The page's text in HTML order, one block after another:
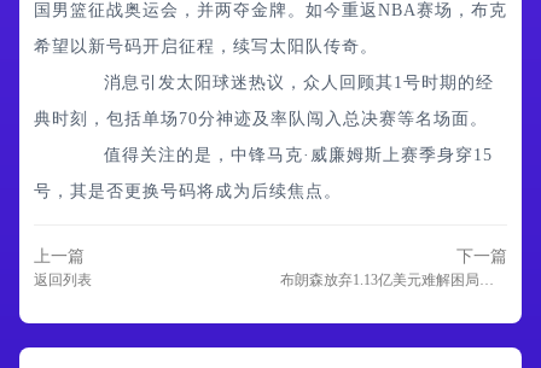
国男篮征战奥运会，并两夺金牌。如今重返NBA赛场，布克
希望以新号码开启征程，续写太阳队传奇。
消息引发太阳球迷热议，众人回顾其1号时期的经
典时刻，包括单场70分神迹及率队闯入总决赛等名场面。
值得关注的是，中锋马克·威廉姆斯上赛季身穿15
号，其是否更换号码将成为后续焦点。
上一篇
返回列表
下一篇
布朗森放弃1.13亿美元难解困局！尼克斯连冠隐忧：五大主力锁死薪资空间